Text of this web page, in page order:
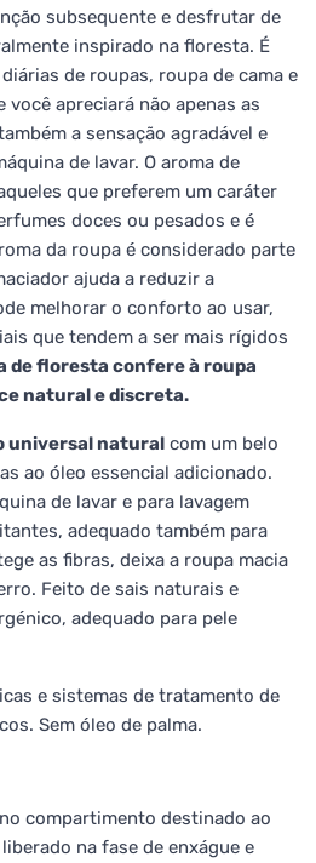
subsequente e desfrutar de
inspirado na floresta. É
de roupas, roupa de cama e
apreciará não apenas as
a sensação agradável e
de lavar. O aroma de
que preferem um caráter
doces ou pesados e é
da roupa é considerado parte
ajuda a reduzir a
melhorar o conforto ao usar,
que tendem a ser mais rígidos
de floresta confere à roupa
natural e discreta.
universal natural com um belo
ao óleo essencial adicionado.
de lavar e para lavagem
adequado também para
as fibras, deixa a roupa macia
Feito de sais naturais e
adequado para pele
e sistemas de tratamento de
Sem óleo de palma.
compartimento destinado ao
na fase de enxágue e